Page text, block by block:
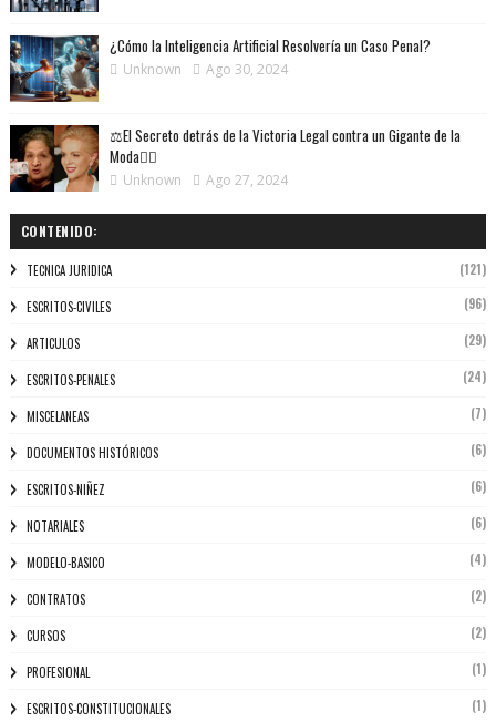
¿Cómo la Inteligencia Artificial Resolvería un Caso Penal?
Unknown Ago 30, 2024
⚖️El Secreto detrás de la Victoria Legal contra un Gigante de la
Moda👩‍⚖️
Unknown Ago 27, 2024
CONTENIDO:
TECNICA JURIDICA (121)
ESCRITOS-CIVILES (96)
ARTICULOS (29)
ESCRITOS-PENALES (24)
MISCELANEAS (7)
DOCUMENTOS HISTÓRICOS (6)
ESCRITOS-NIÑEZ (6)
NOTARIALES (6)
MODELO-BASICO (4)
CONTRATOS (2)
CURSOS (2)
PROFESIONAL (1)
ESCRITOS-CONSTITUCIONALES (1)